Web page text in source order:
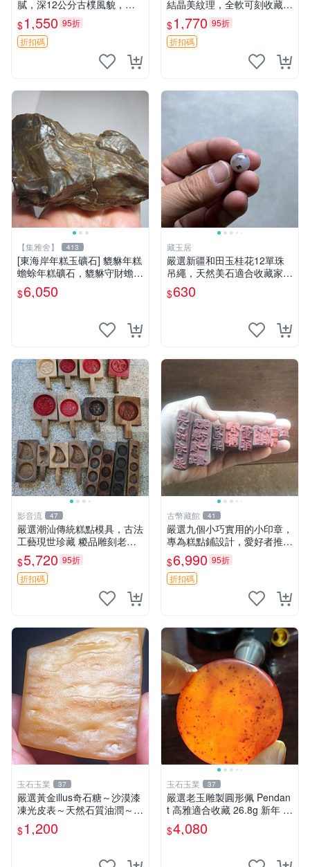
膩，深12公分古樸風貌，適
合作為盆栽或裝飾品，天然風
化獨具韻味。 老物件 盆器 裝
飾品
$1,550 95折
折扣碼
結晶美紋理，全軟可刻收藏佳
品 篆刻 限量版
$1,770 95折
折扣碼
【集雅舍】 413
[東海岸年糕玉礦石] 貔貅年糕
蟾蜍年糕礦石，貔貅守財蟾蜍
富，年糕如玉富贵來，主富貴
如意福壽康寧大吉!重520公克
$6,050
藏玉居
嚴選新疆和田玉桂花12單珠
吊繩，天然美石適合收藏家。
48元超值特惠！ 桂花 石頭 和
田玉
$630
影音流 47
嚴選潮汕傳統糕點模具，古法
工藝現世珍藏 糉品雕刻老印
模 粵式粿品雕刻模具 老師傅
工藝實物嚮導版 潮州文化伴
手禮 潮汕地區專用粿品雕花
印板 古早手工技術呈
$5,720 95折
折扣碼
古幣藏館 41
嚴選九個小巧實用的小印章，
專為糕點鋪設計，愛好者推薦
收藏 印章 小工具 糕點店具
$6,990 95折
折扣碼
玉石玉業 37
嚴選黃金illus奇石糖～沙漠漆
凍光皮表～天然石質油潤～年
久包漿～光亮滑順～適合賞
玩、珍藏、陳設～到手即送～
$1,200
玉石玉業 37
嚴選老玉雕製圓形佩 Pendan
t 高雅適合收藏 26.8g 新年 老
玉、雕佩、圓形
$4,080